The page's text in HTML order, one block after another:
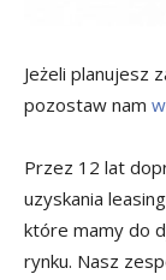
Jeżeli planujesz
pozostaw nam
Przez 12 lat
uzyskania
które mamy do
rynku. Nasz